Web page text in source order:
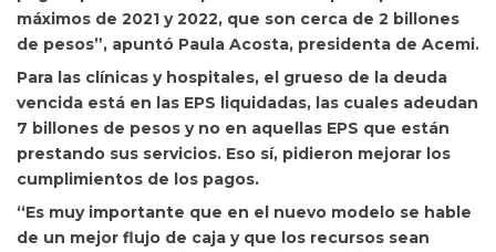
máximos de 2021 y 2022, que son cerca de 2 billones
de pesos”, apuntó Paula Acosta, presidenta de Acemi.
Para las clínicas y hospitales, el grueso de la deuda
vencida está en las EPS liquidadas, las cuales adeudan
7 billones de pesos y no en aquellas EPS que están
prestando sus servicios. Eso sí, pidieron mejorar los
cumplimientos de los pagos.
“Es muy importante que en el nuevo modelo se hable
de un mejor flujo de caja y que los recursos sean